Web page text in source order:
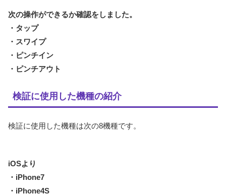
次の操作ができるか確認をしました。
・タップ
・スワイプ
・ピンチイン
・ピンチアウト
検証に使用した機種の紹介
検証に使用した機種は次の8機種です。
iOSより
・iPhone7
・iPhone4S